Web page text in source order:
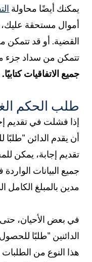
يمكنك أيضًا محاولة
أموال مستحقة عليك،
القضية. أو قد تتمكن
تتمكن من سداد جزء منها
جميع الاتفاقيات كتابيًا.
طلب الحكم
إذا فشلت في تقديم
أن يقدم الدائن "طلبًا
تقديم إجابة، يمكن
جميع البيانات الواردة
مدين بالمبلغ الكامل الذي
في بعض الأحيان، حتى لو
الدائنين "طلبًا للحصول
هذا النوع من الطلبات